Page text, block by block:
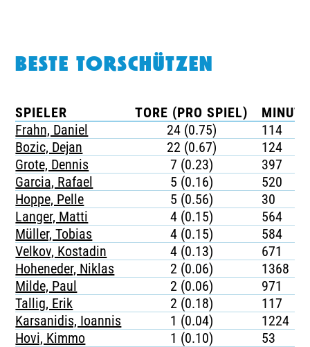
BESTE TORSCHÜTZEN
SPIELER TORE (PRO SPIEL)
Frahn, Daniel
24 (0.75)
114
Bozic, Dejan
22 (0.67)
124
Grote, Dennis
7 (0.23)
397
Garcia, Rafael
5 (0.16)
520
Hoppe, Pelle
5 (0.56)
30
Langer, Matti
4 (0.15)
564
Müller, Tobias
4 (0.15)
584
Velkov, Kostadin
4 (0.13)
671
Hoheneder, Niklas
2 (0.06)
1368
Milde, Paul
2 (0.06)
971
Tallig, Erik
2 (0.18)
117
Karsanidis, Ioannis
1 (0.04)
1224
Hovi, Kimmo
1 (0.10) 53